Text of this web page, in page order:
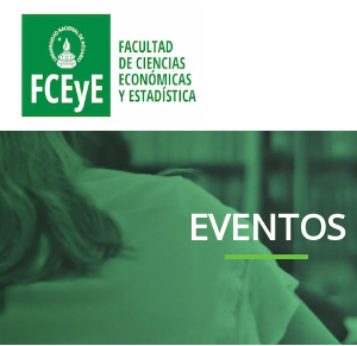
EVENTOS